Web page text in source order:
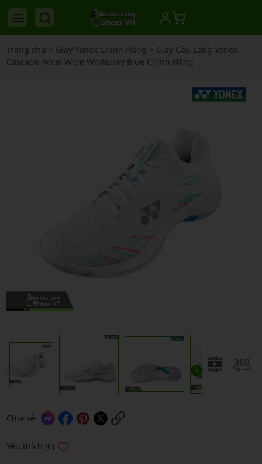
Trang chủ > Giày Yonex Chính Hãng > Giày Cầu Lông Yonex
Cascade Accel Wide White/sky Blue Chính Hãng
Chia sẻ
Yêu thích (0)